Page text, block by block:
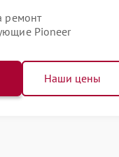
ремонт
Pioneer
Наши цены